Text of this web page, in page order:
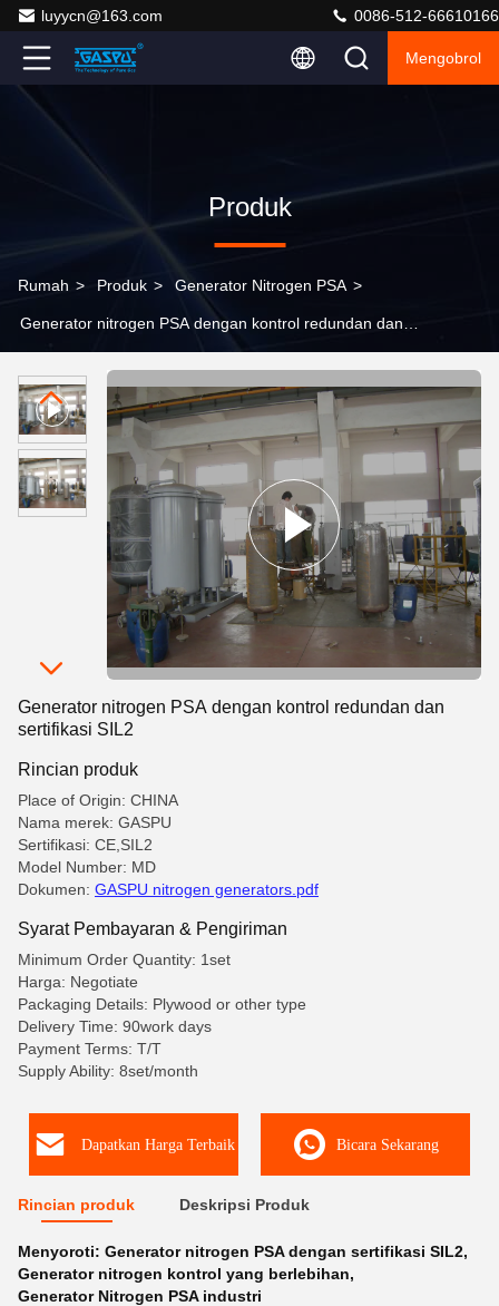
luyycn@163.com 0086-512-66610166
Mengobrol
Produk
Rumah > Produk > Generator Nitrogen PSA >
Generator nitrogen PSA dengan kontrol redundan dan
Generator nitrogen PSA dengan kontrol redundan dan
sertifikasi SIL2
Rincian produk
Place of Origin: CHINA
Nama merek: GASPU
Sertifikasi: CE,SIL2
Model Number: MD
Dokumen: GASPU nitrogen generators.pdf
Syarat Pembayaran & Pengiriman
Minimum Order Quantity: 1set
Harga: Negotiate
Packaging Details: Plywood or other type
Delivery Time: 90work days
Payment Terms: T/T
Supply Ability: 8set/month
Dapatkan Harga Terbaik Bicara Sekarang
Rincian produk Deskripsi Produk
Menyoroti: Generator nitrogen PSA dengan sertifikasi SIL2,
Generator nitrogen kontrol yang berlebihan,
Generator Nitrogen PSA industri